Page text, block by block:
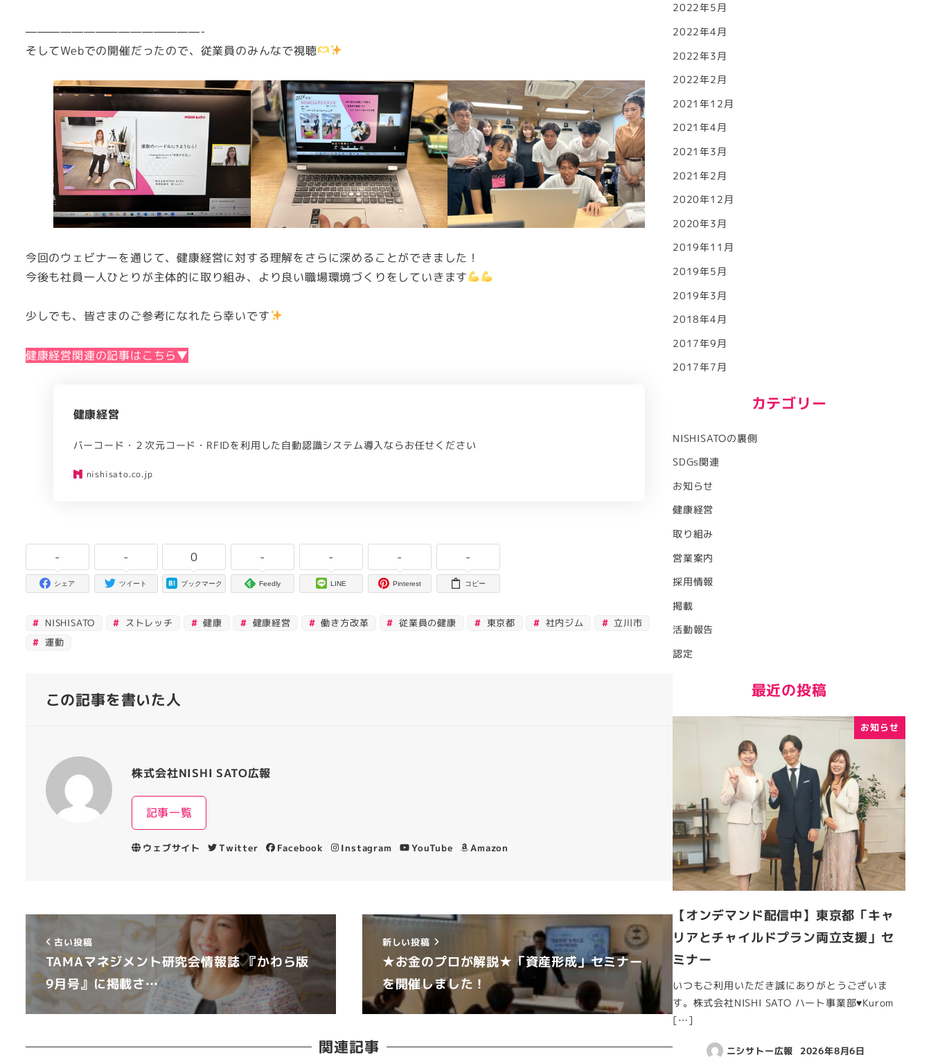
———————————————-
そしてWebでの開催だったので、従業員のみんなで視聴
今回のウェビナーを通じて、健康経営に対する理解をさらに深めることができました！
今後も社員一人ひとりが主体的に取り組み、より良い職場環境づくりをしていきます
少しでも、皆さまのご参考になれたら幸いです
健康経営関連の記事はこちら▼
健康経営
バーコード・２次元コード・RFIDを利用した自動認識システム導入ならお任せください
nishisato.co.jp
-
シェア
-
ツイート
0
ブックマーク
-
Feedly
-
LINE
-
Pinterest
-
コピー
NISHISATO ストレッチ 健康 健康経営 働き方改革 従業員の健康 東京都 社内ジム
立川市
運動
この記事を書いた人
株式会社NISHI SATO広報
記事一覧
ウェブサイト Twitter Facebook Instagram YouTube Amazon
古い投稿
TAMAマネジメント研究会情報誌 『かわら版
9月号』に掲載さ…
新しい投稿
★お金のプロが解説★「資産形成」セミナー
を開催しました！
関連記事
2022年5月
2022年4月
2022年3月
2022年2月
2021年12月
2021年4月
2021年3月
2021年2月
2020年12月
2020年3月
2019年11月
2019年5月
2019年3月
2018年4月
2017年9月
2017年7月
カテゴリー
NISHISATOの裏側
SDGs関連
お知らせ
健康経営
取り組み
営業案内
採用情報
掲載
活動報告
認定
最近の投稿
お知らせ
【オンデマンド配信中】東京都「キャ
リアとチャイルドプラン両立支援」セ
ミナー
いつもご利用いただき誠にありがとうございま
す。株式会社NISHI SATO ハート事業部♥Kurom
[…]
ニシサトー広報 2026年8月6日